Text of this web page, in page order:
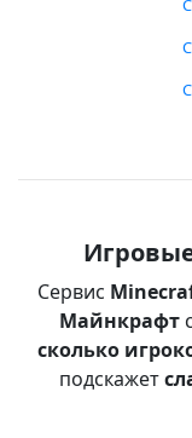
Сервис
Майнкрафт
сколько
подскажет